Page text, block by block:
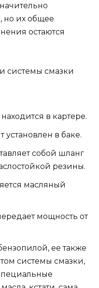
но их общее
остаются
системы смазки
в картере.
в баке.
собой шланг
резины.
масляный
мощность от
ее также
системы смазки,